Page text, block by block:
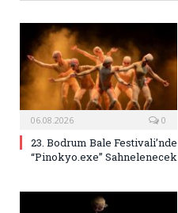
06.08.2026 0
23. Bodrum Bale Festivali’nde
“Pinokyo.exe” Sahnelenecek